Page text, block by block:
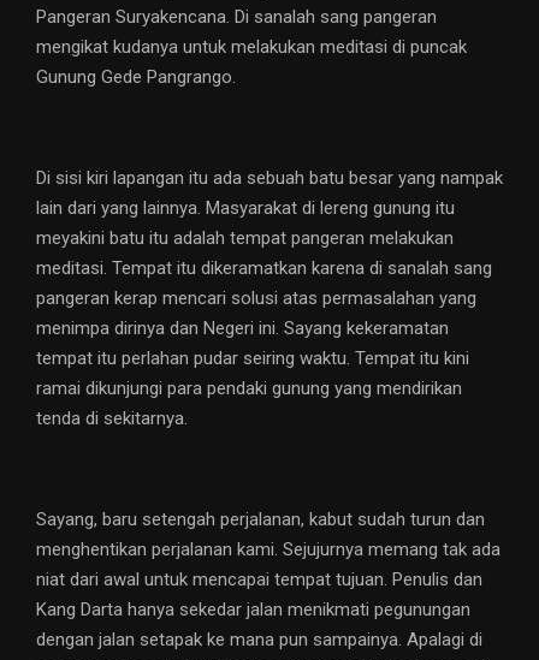
Pangeran Suryakencana. Di sanalah sang pangeran
mengikat kudanya untuk melakukan meditasi di puncak
Gunung Gede Pangrango.
Di sisi kiri lapangan itu ada sebuah batu besar yang nampak
lain dari yang lainnya. Masyarakat di lereng gunung itu
meyakini batu itu adalah tempat pangeran melakukan
meditasi. Tempat itu dikeramatkan karena di sanalah sang
pangeran kerap mencari solusi atas permasalahan yang
menimpa dirinya dan Negeri ini. Sayang kekeramatan
tempat itu perlahan pudar seiring waktu. Tempat itu kini
ramai dikunjungi para pendaki gunung yang mendirikan
tenda di sekitarnya.
Sayang, baru setengah perjalanan, kabut sudah turun dan
menghentikan perjalanan kami. Sejujurnya memang tak ada
niat dari awal untuk mencapai tempat tujuan. Penulis dan
Kang Darta hanya sekedar jalan menikmati pegunungan
dengan jalan setapak ke mana pun sampainya. Apalagi di